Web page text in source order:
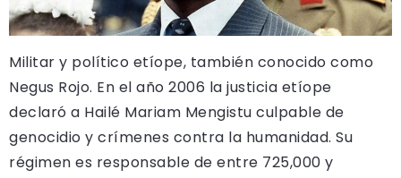
Militar y político etíope, también conocido como
Negus Rojo. En el año 2006 la justicia etíope
declaró a Hailé Mariam Mengistu culpable de
genocidio y crímenes contra la humanidad. Su
régimen es responsable de entre 725,000 y